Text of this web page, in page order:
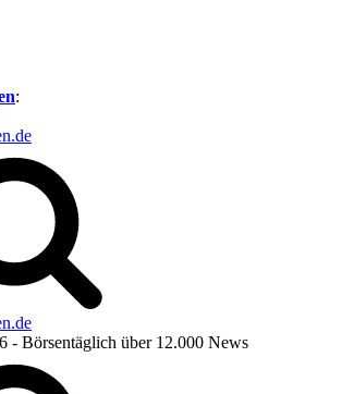
:
- Börsentäglich über 12.000 News